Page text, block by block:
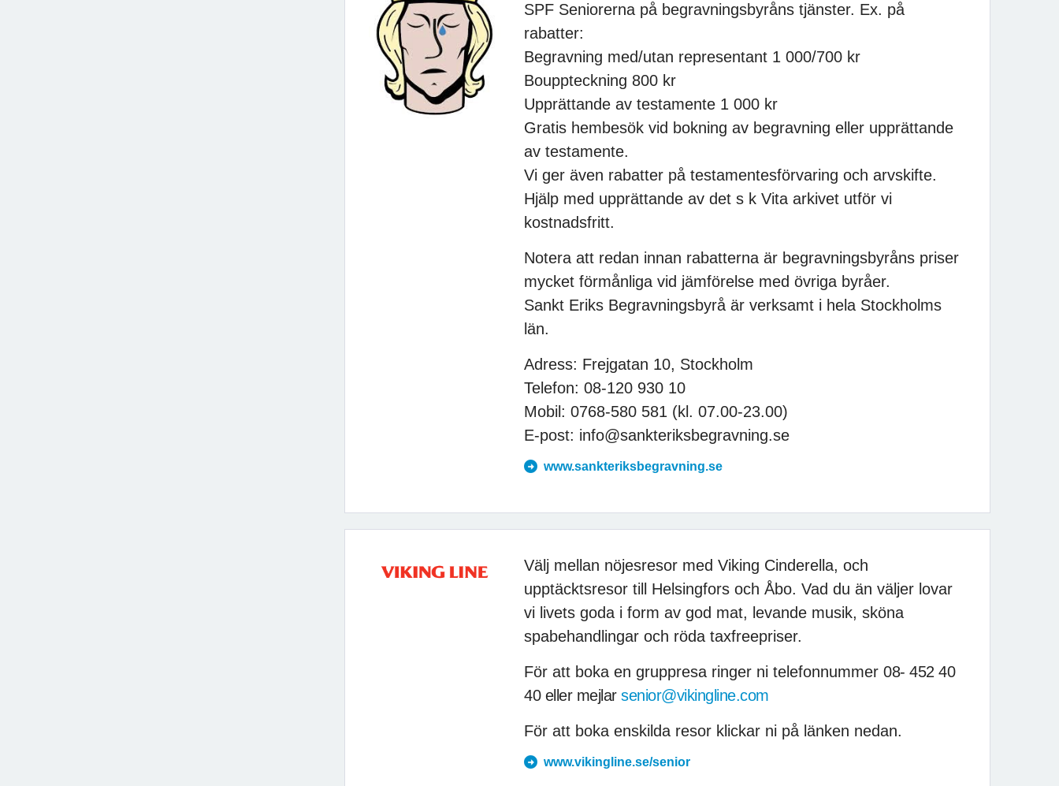
SPF Seniorerna på begravningsbyråns tjänster. Ex. på
rabatter:
Begravning med/utan representant 1 000/700 kr
Bouppteckning 800 kr
Upprättande av testamente 1 000 kr
Gratis hembesök vid bokning av begravning eller upprättande
av testamente.
Vi ger även rabatter på testamentesförvaring och arvskifte.
Hjälp med upprättande av det s k Vita arkivet utför vi
kostnadsfritt.
Notera att redan innan rabatterna är begravningsbyråns priser
mycket förmånliga vid jämförelse med övriga byråer.
Sankt Eriks Begravningsbyrå är verksamt i hela Stockholms
län.
Adress: Frejgatan 10, Stockholm
Telefon: 08-120 930 10
Mobil: 0768-580 581 (kl. 07.00-23.00)
E-post: info@sankteriksbegravning.se
www.sankteriksbegravning.se
Välj mellan nöjesresor med Viking Cinderella, och
upptäcktsresor till Helsingfors och Åbo. Vad du än väljer lovar
vi livets goda i form av god mat, levande musik, sköna
spabehandlingar och röda taxfreepriser.
För att boka en gruppresa ringer ni telefonnummer 08- 452 40
40 eller mejlar senior@vikingline.com
För att boka enskilda resor klickar ni på länken nedan.
www.vikingline.se/senior